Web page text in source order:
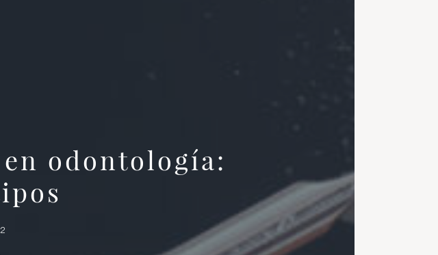
odontología: